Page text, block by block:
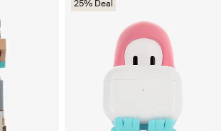
25% Deal